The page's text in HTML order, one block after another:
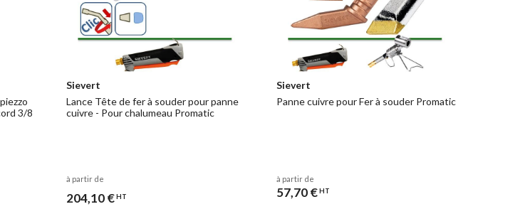
3/8
Sievert
Lance Tête de fer à souder pour panne
cuivre - Pour chalumeau Promatic
à partir de
204,10 €HT
Sievert
Panne cuivre pour Fer à souder Promatic
à partir de
57,70 €HT